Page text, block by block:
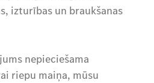
izturības un braukšanas
nepieciešama
riepu maiņa, mūsu